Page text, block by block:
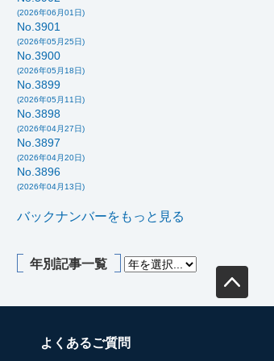
(2026年06月01日)
No.3901
(2026年05月25日)
No.3900
(2026年05月18日)
No.3899
(2026年05月11日)
No.3898
(2026年04月27日)
No.3897
(2026年04月20日)
No.3896
(2026年04月13日)
バックナンバーをもっと見る
年別記事一覧
よくあるご質問